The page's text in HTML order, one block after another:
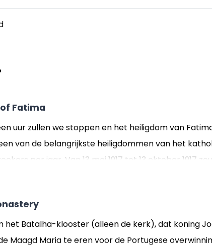
Fatima
uur zullen we stoppen en het heiligdom van
van de belangrijkste heiligdommen van het
per jaar. Van 13 mei 1917 tot 13 oktober 1917
verschenen zijn aan drie kinderen, Lucia,
het Batalha-klooster (alleen de kerk), dat koning
Maagd Maria te eren voor de Portugese